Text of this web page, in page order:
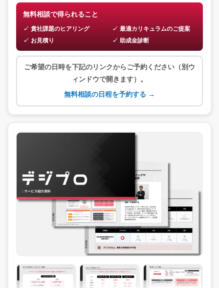
無料相談で得られること
貴社課題のヒアリング
最適カリキュラムのご提案
お見積り
助成金診断
ご希望の日時を下記のリンクからご予約ください（別ウ
ィンドウで開きます）。
無料相談の日程を予約する →